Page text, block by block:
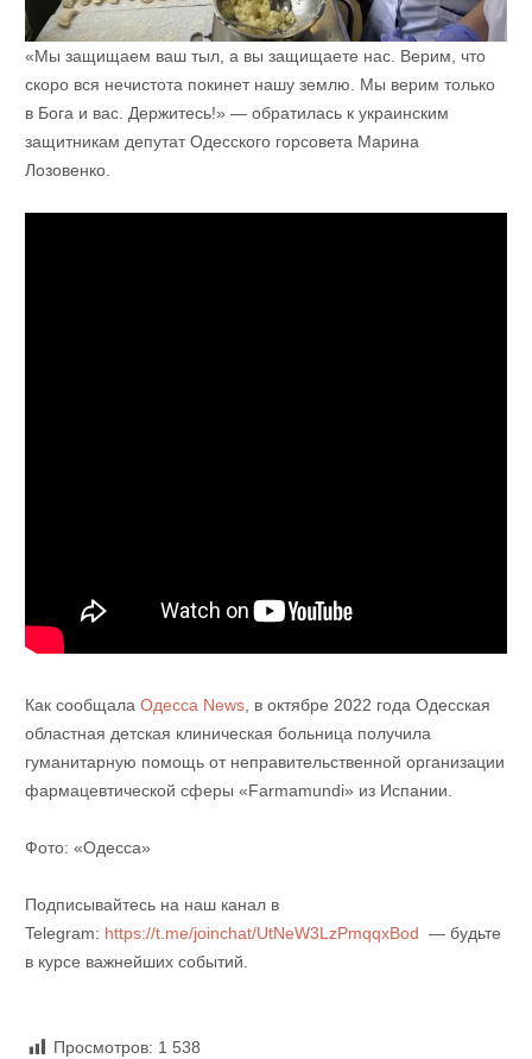
«Мы защищаем ваш тыл, а вы защищаете нас. Верим, что
скоро вся нечистота покинет нашу землю. Мы верим только
в Бога и вас. Держитесь!» — обратилась к украинским
защитникам депутат Одесского горсовета Марина
Лозовенко.
Как сообщала Одесса News, в октябре 2022 года Одесская
областная детская клиническая больница получила
гуманитарную помощь от неправительственной организации
фармацевтической сферы «Farmamundi» из Испании.
Фото: «Одесса»
Подписывайтесь на наш канал в
Telegram: https://t.me/joinchat/UtNeW3LzPmqqxBod — будьте
в курсе важнейших событий.
Просмотров: 1 538